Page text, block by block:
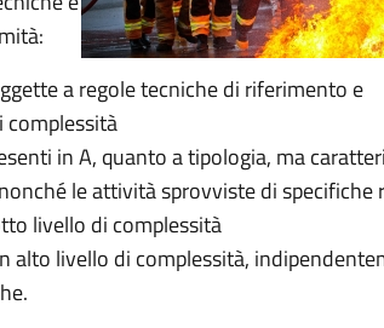
a regole tecniche di riferimento e
in A, quanto a tipologia, ma
le attività sprovviste di specifiche
livello di complessità
alto livello di complessità,